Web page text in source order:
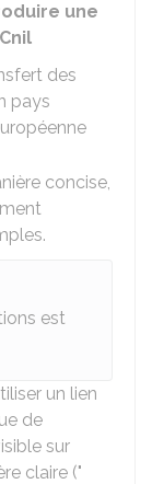
une
Cnil
des
pays
concise,
est
un lien
de
sur
claire ("